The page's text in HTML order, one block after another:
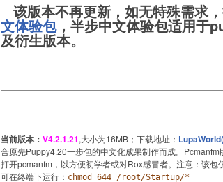
该版本不再更新，如无特殊需求
文体验包，半步中文体验包适用于
及衍生版本。
当前版本： V4.2.1.21,大小为16MB；下载地址：
合原先Puppy4.20一步包的中文化成果制作而成。Pcmanfm
打开pcmanfm，以方便初学者或对Rox感冒者。注意：该包
可在终端下运行： chmod 644 /root/Startup/*